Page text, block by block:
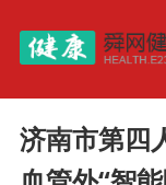
济南市第四